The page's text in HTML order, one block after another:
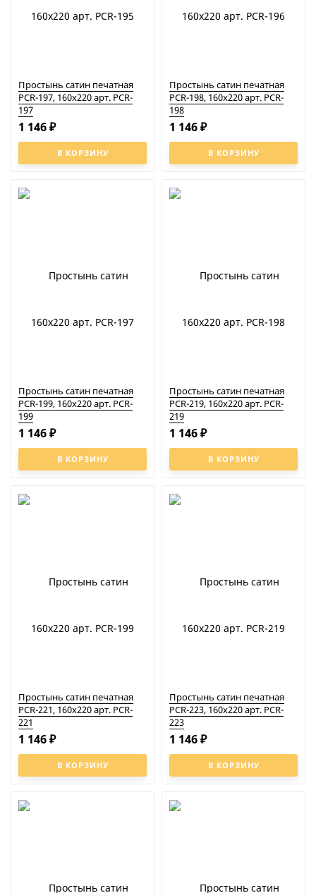
Простынь сатин печатная
PCR-197, 160x220 арт. PCR-
197
В КОРЗИНУ
1 146 ₽
Простынь сатин печатная
PCR-198, 160x220 арт. PCR-
198
В КОРЗИНУ
1 146 ₽
Простынь сатин печатная
PCR-199, 160x220 арт. PCR-
199
В КОРЗИНУ
1 146 ₽
Простынь сатин печатная
PCR-219, 160x220 арт. PCR-
219
В КОРЗИНУ
1 146 ₽
Простынь сатин печатная
PCR-221, 160x220 арт. PCR-
221
В КОРЗИНУ
1 146 ₽
Простынь сатин печатная
PCR-223, 160x220 арт. PCR-
223
В КОРЗИНУ
1 146 ₽